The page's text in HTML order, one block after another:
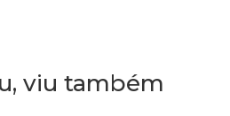
viu também